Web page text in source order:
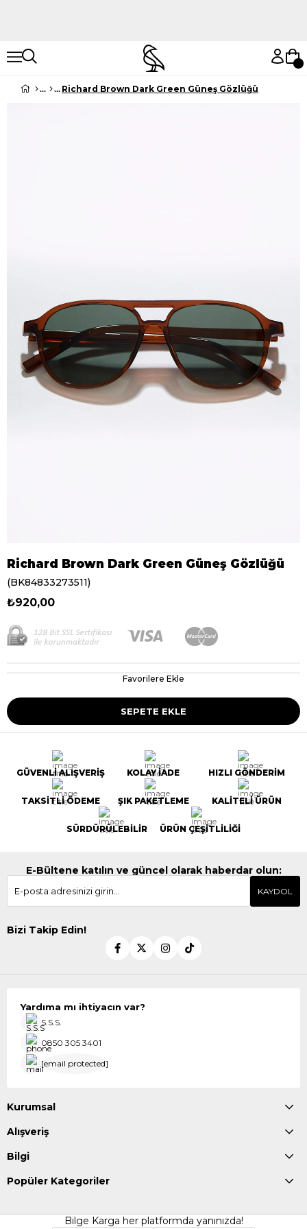
Richard Brown Dark Green Güneş Gözlüğü
Richard Brown Dark Green Güneş Gözlüğü
(BK84833273511)
₺920,00
Favorilere Ekle
GÜVENLİ ALIŞVERİŞ KOLAY İADE HIZLI GÖNDERİM
TAKSİTLİ ÖDEME ŞIK PAKETLEME KALİTELİ ÜRÜN
SÜRDÜRÜLEBİLİR ÜRÜN ÇEŞİTLİLİĞİ
E-Bültene katılın ve güncel olarak haberdar olun:
KAYDOL
Bizi Takip Edin!
Yardıma mı ihtiyacın var?
S.S.S.
0850 305 3401
[email protected]
Kurumsal
Alışveriş
Bilgi
Popüler Kategoriler
Bilge Karga her platformda yanınızda!